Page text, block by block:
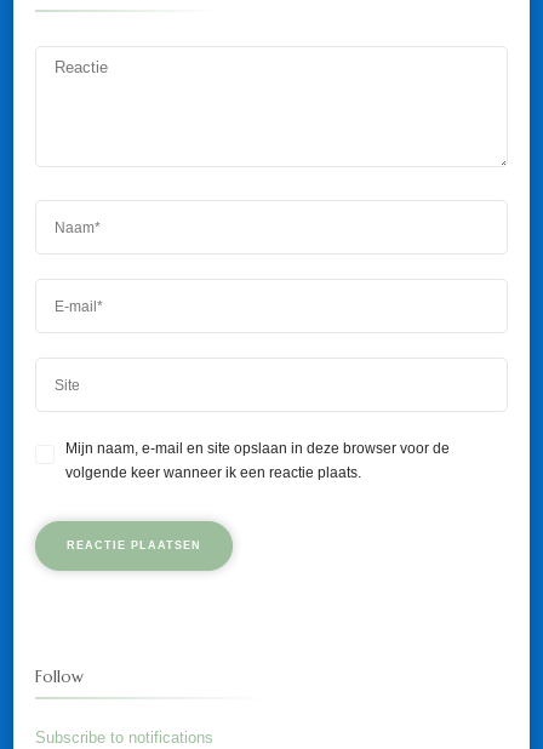
Mijn naam, e-mail en site opslaan in deze browser voor de
volgende keer wanneer ik een reactie plaats.
Follow
Subscribe to notifications